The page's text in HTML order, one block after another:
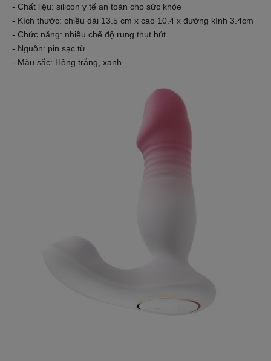
- Chất liệu: silicon y tế an toàn cho sức khỏe
- Kích thước: chiều dài 13.5 cm x cao 10.4 x đường kính 3.4cm
- Chức năng: nhiều chế độ rung thụt hút
- Nguồn: pin sạc từ
- Màu sắc: Hồng trắng, xanh